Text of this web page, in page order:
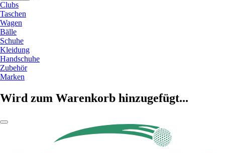
Clubs
Taschen
Wagen
Bälle
Schuhe
Kleidung
Handschuhe
Zubehör
Marken
Wird zum Warenkorb hinzugefügt...